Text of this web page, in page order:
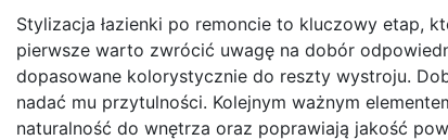
Stylizacja łazienki po remoncie to kluczowy etap,
pierwsze warto zwrócić uwagę na dobór
dopasowane kolorystycznie do reszty wystroju.
nadać mu przytulności. Kolejnym ważnym
naturalność do wnętrza oraz poprawiają jakość